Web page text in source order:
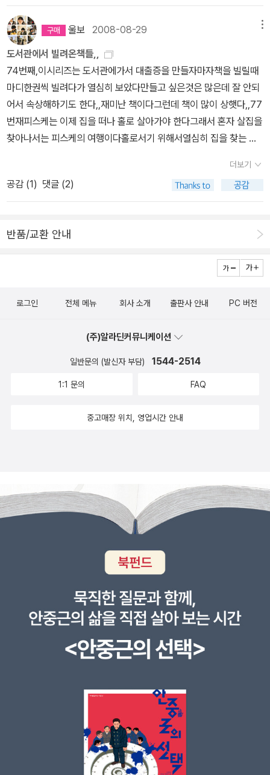
나쁘지 않았지만, 그렇다고 기분이 썩 개운하지도 않았다.전통적인
'공주' 이미지를 벗어던진 대표 그림책을 꼽으라면 아마도 많은 사람
들이 <종이봉지 공주>를 꼽지 않을까. 내 개인적으로도 꽤 마음에 드
는 그림책이지만 사실 유빈이의 반응은 좀 시큰둥하다. 유빈이가 상
상하는 공주는 화려한 드레스에 멋진 왕관을 쓰고 긴 머리를 늘어뜨
린 아리따운 모습인데 종이봉지 하나를 덜렁 걸치고 용과 싸우러가는
흐트러진 단발머리의 종이봉지 공주의 모습은 아마 받아들이기가 힘
든 모양이다.큰딸은 중학교 영어교과서에 종이봉지 공주가 실렸다면
서 반가워하기도 했는데, (딸아이의 중학교적 영어교과서는 '디딤
돌'꺼였다) 사춘기에 들어선 딸이 오히려 종이봉지 공주의 매력을 재
발견하는 기회가 되었다.하긴 다섯 살의 유빈이가 종이봉지 공주 이
모르겠다.유빈이가 맨처음 좋아했던, 그래서 자꾸만 읽어달라고 조르
은 중고샵에 나온 책을 구입했었다. 파스타 궁전의 공주가 생일날 입
을 드레스를 고르는 내용이다. 그 과정에서 빨강, 주황, 노랑, 초록, 파
랑, 남색, 보라 등의 색깔을 인지할 수 있도록 도와준다. 다음 장을 넘
로 미리 짐작해 볼 수 있다는 것도 아이에게 즐거움을 주었다. 결국 입
파티에 초대받은 사람들이 공주에게 선물한 것은?눈치빠른 사람들은
알아챘겠지만, 바로 무지개 빛 리본이 너울거리는 아름다운 드레스
레스 입을 거야>는 <공주님과 드레스>보다 조금 늦게 만난 그림책이
신, 모양빠지는 모자와 목도리를 입힌다. 잔뜩 골이 난 공주는 사촌을
만나고, 엄마가 입혀준 옷들을 이용해서 눈밭에서 신나게 논다. 현실
적이고 실용적인 어른과 꿈과 상상을 중요시 하는 아이의 미묘한 갈
등이 보이긴 하지만, 그래도 역시 아이는 아이만의 세계속에서 어른
이 고집하는 실용의 가치관에 굴하지 않고 꿋꿋하고 당당하다.유빈이
는 거의 매일 어깨에 보자기를 두르고 왕관을 쓰고, 요술봉을 들고, 반
친구까지 불러서 그러고 노는 걸 보면 아무리 내딸이지만 가관이다.
이 책 속의아이는정말 공주가 될 수 있는 교육을 본격적으로 받는다.
는 것보다 더 힘들어 보인다. 아이의 공주에 대한 열망이 강했던 건지,
데 아이의 선택은?유빈이라면 어떻게 했을까. '공주'가 된 게 너무 좋
아서엄마아빠 곁을 호로롱 날아가 버리지나 않을지..아마 유빈이가
가장 최근에 재미있게 읽은 공주책인 것 같다. 뭐, 엄밀히 따지자면 이
그림책 속 주인공은 공주의 신분이 아니다. 그냥 '핑크'를 너무 좋아한
나머지 '핑크공주'라는 별명을 얻은 아이다. 표지에 그려진 아이를 보
울보 2008-08-29
도서관에서 빌려온책들,,
74번째,이시리즈는 도서관에가서 대출증을 만들자마자책을 빌릴때
마디한권씩 빌려다가 열심히 보았다만들고 싶은것은 많은데 잘 안되
어서 속상해하기도 한다,,재미난 책이다그런데 책이 많이 상햇다,,77
번재피스케는 이제 집을 떠나 홀로 살아가야 한다그래서 혼자 살집을
찾아나서는 피스케의 여행이다홀로서기 위해서열심히 집을 찾는 피
것도 깨달았지요그리고 자신이 살집을 가꾸고 꾸미는 재미모험도 있
고 재미도 있는 재미난 그림책이다,78번째영국의 콘월지방에서 내려
오는 전설에서 영감을 얻어서 쓴책이라고 하네요톰할아버지와사는
마우저는 고양이다마우저가 들려주는 쥐구멍마을이야기쥐구멍 마을
사람들은 바닷가에 나가서 고기를 잡아다가 생활을 한다톰할아버지
도 고기를 잡아다가 마우저에게 맛있는 요리를 해준다그러던 어느날
작은 입구때문에 고양이 폭풍이 들어오지를 못하고 있엇다그러나 시
전에 톰할아버지는 자신이 나가서 고기를 구해와야 한다고 말을 한다
마우저또한 톰할아버지를 따라 나선다그리고 마우저가 고양이 폭풍
양이 폭풍은 잔잔해지고 할아버지는 고기를 잡아 마을로 돌아올 수가
다79번재아주 용감한 이사벨정말 하하호호 웃음이 나옵니다엉뚱한
대화가나서 비오는날 여우를 집에서 내쫒아버렸어요여우는 화가났어
요늑대는 그렇게 여우를 보내놓고 마음이 편치 않았어요다음날 미안
하다고 사과를 하려고 햇는데 용기가 나지 않네요여우도 늑대가 많이
웠지요 그러다가 개미에게 여우가 미안해라고 사과를 하는순간 늑대
도 여우에게 사과를 하지요둘은 친구의 소중함을 다시 깨달았다지요
우리아이들은 자주 친구들이랑 싸우지요 그리고 사과하는 법을 잘 알
아야 할텐데,우리아이들이 꼭 읽어야 할 그림책81번째여기 우리 공
주님이랑 비슷한 공주님이 계시네요공주님은 아주 이쁜 드레스를 입
고 싶지만엄마는 안된다고 하네요그리고 겨울이랑 춥다고 엄마는 공
주님을 두꺼운 털옷에 스웨터에 바지에 양말 털신 그리고 목돌이까지
지요 무엇을 할까'공주님은 자신의 옷을 이용해서 아주 즐거운 놀이
시간을 즐기네요너무너무 재미있지요이런 모습을 엄마가 봤다면 뭐
라고 했을까요아주 재미난 공주님 이야기종종 우리집꼬마아가씨도
치마만을 고집하는데혹시나,,하는마음,,,내일도 도서관에가서 즐겁게
책을 읽고 책을 빌려오는 생각에 아이는 아주 즐거워합니다
더보기
공감 (1) 댓글 (2)
반품/교환 안내
로그인 전체 메뉴 회사 소개 출판사 안내 PC 버전
(주)알라딘커뮤니케이션
일반문의 (발신자 부담) 1544-2514
1:1 문의 FAQ
중고매장 위치, 영업시간 안내